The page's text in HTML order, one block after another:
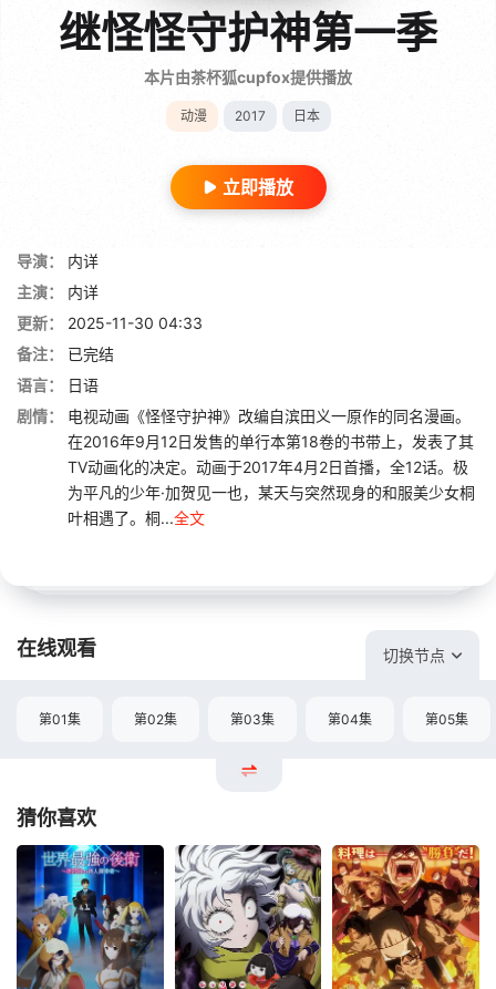
继怪怪守护神第一季
本片由茶杯狐cupfox提供播放
动漫 2017 日本
立即播放
导演：
内详
主演：
内详
更新：
2025-11-30 04:33
备注：
已完结
语言：
日语
剧情：
电视动画《怪怪守护神》改编自滨田义一原作的同名漫画。
在2016年9月12日发售的单行本第18卷的书带上，发表了其
TV动画化的决定。动画于2017年4月2日首播，全12话。极
为平凡的少年·加贺见一也，某天与突然现身的和服美少女桐
叶相遇了。桐...全文
在线观看 切换节点
第01集 第02集 第03集 第04集 第05集
猜你喜欢